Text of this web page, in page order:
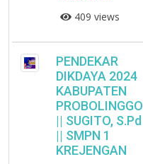
409 views
PENDEKAR
DIKDAYA 2024
KABUPATEN
PROBOLINGGO
|| SUGITO, S.Pd
|| SMPN 1
KREJENGAN